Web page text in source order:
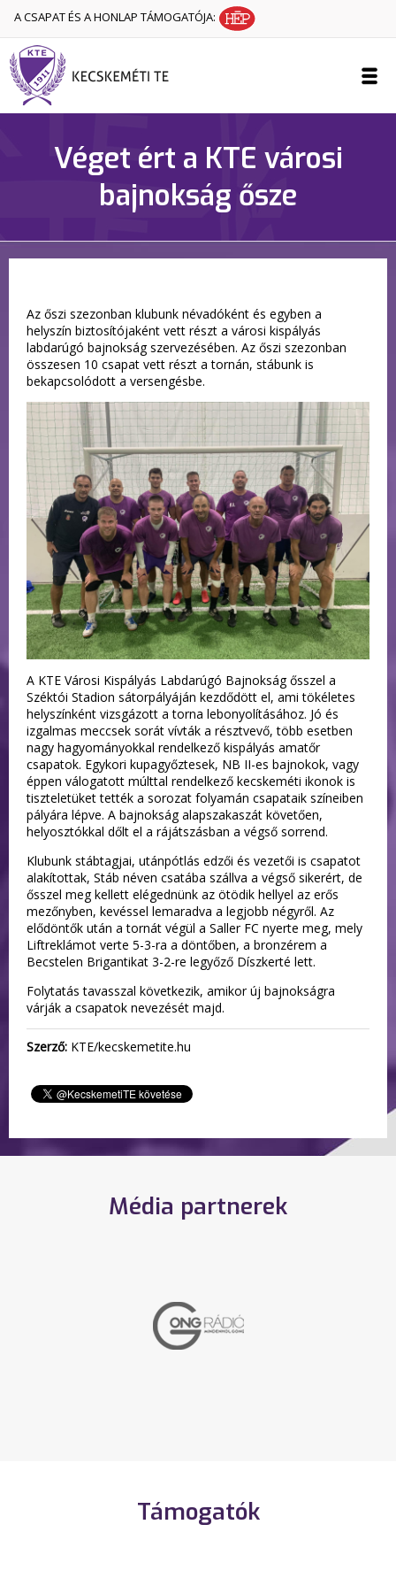
A CSAPAT ÉS A HONLAP TÁMOGATÓJA:
Véget ért a KTE városi
bajnokság ősze
Az őszi szezonban klubunk névadóként és egyben a
helyszín biztosítójaként vett részt a városi kispályás
labdarúgó bajnokság szervezésében. Az őszi szezonban
összesen 10 csapat vett részt a tornán, stábunk is
bekapcsolódott a versengésbe.
A KTE Városi Kispályás Labdarúgó Bajnokság ősszel a
Széktói Stadion sátorpályáján kezdődött el, ami tökéletes
helyszínként vizsgázott a torna lebonyolításához. Jó és
izgalmas meccsek sorát vívták a résztvevő, több esetben
nagy hagyományokkal rendelkező kispályás amatőr
csapatok. Egykori kupagyőztesek, NB II-es bajnokok, vagy
éppen válogatott múlttal rendelkező kecskeméti ikonok is
tiszteletüket tették a sorozat folyamán csapataik színeiben
pályára lépve. A bajnokság alapszakaszát követően,
helyosztókkal dőlt el a rájátszásban a végső sorrend.
Klubunk stábtagjai, utánpótlás edzői és vezetői is csapatot
alakítottak, Stáb néven csatába szállva a végső sikerért, de
ősszel meg kellett elégednünk az ötödik hellyel az erős
mezőnyben, kevéssel lemaradva a legjobb négyről. Az
elődöntők után a tornát végül a Saller FC nyerte meg, mely
Liftreklámot verte 5-3-ra a döntőben, a bronzérem a
Becstelen Brigantikat 3-2-re legyőző Díszkerté lett.
Folytatás tavasszal következik, amikor új bajnokságra
várják a csapatok nevezését majd.
Szerző: KTE/kecskemetite.hu
Média partnerek
Támogatók